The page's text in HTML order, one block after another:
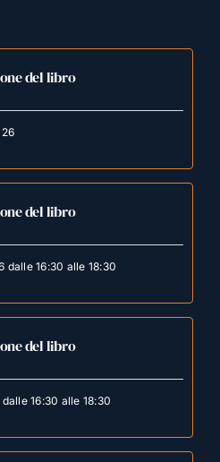
del libro
del libro
dalle 16:30 alle 18:30
del libro
16:30 alle 18:30